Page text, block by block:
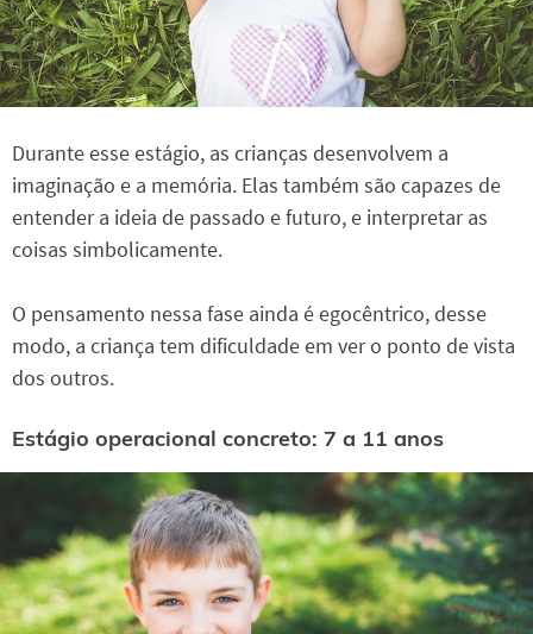
Durante esse estágio, as crianças desenvolvem a
imaginação e a memória. Elas também são capazes de
entender a ideia de passado e futuro, e interpretar as
coisas simbolicamente.
O pensamento nessa fase ainda é egocêntrico, desse
modo, a criança tem dificuldade em ver o ponto de vista
dos outros.
Estágio operacional concreto: 7 a 11 anos